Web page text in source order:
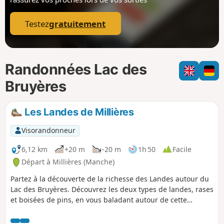
p
Testezgratuitement
Randonnées Lac des
Bruyères
Les Landes de Millières
Visorandonneur
6,12 km
+20 m -20 m 1h 50
Facile
Départ à Millières (Manche)
Partez à la découverte de la richesse des Landes autour du
Lac des Bruyères. Découvrez les deux types de landes, rases
et boisées de pins, en vous baladant autour de cette
familles.